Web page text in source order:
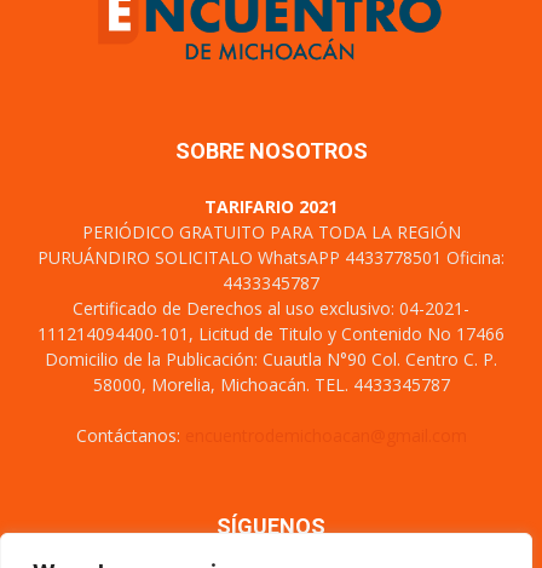
SOBRE NOSOTROS
TARIFARIO 2021
PERIÓDICO GRATUITO PARA TODA LA REGIÓN
PURUÁNDIRO SOLICITALO WhatsAPP 4433778501 Oficina:
4433345787
Certificado de Derechos al uso exclusivo: 04-2021-
111214094400-101, Licitud de Titulo y Contenido No 17466
Domicilio de la Publicación: Cuautla N°90 Col. Centro C. P.
58000, Morelia, Michoacán. TEL. 4433345787
Contáctanos:
SÍGUENOS